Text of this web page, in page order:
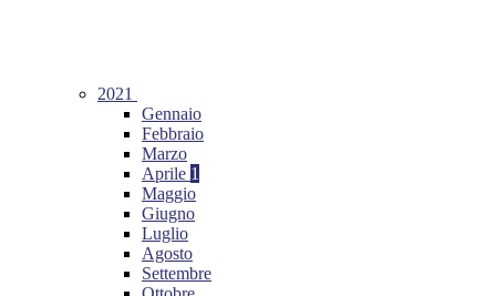
2021
Gennaio
Febbraio
Marzo
Aprile 1
Maggio
Giugno
Luglio
Agosto
Settembre